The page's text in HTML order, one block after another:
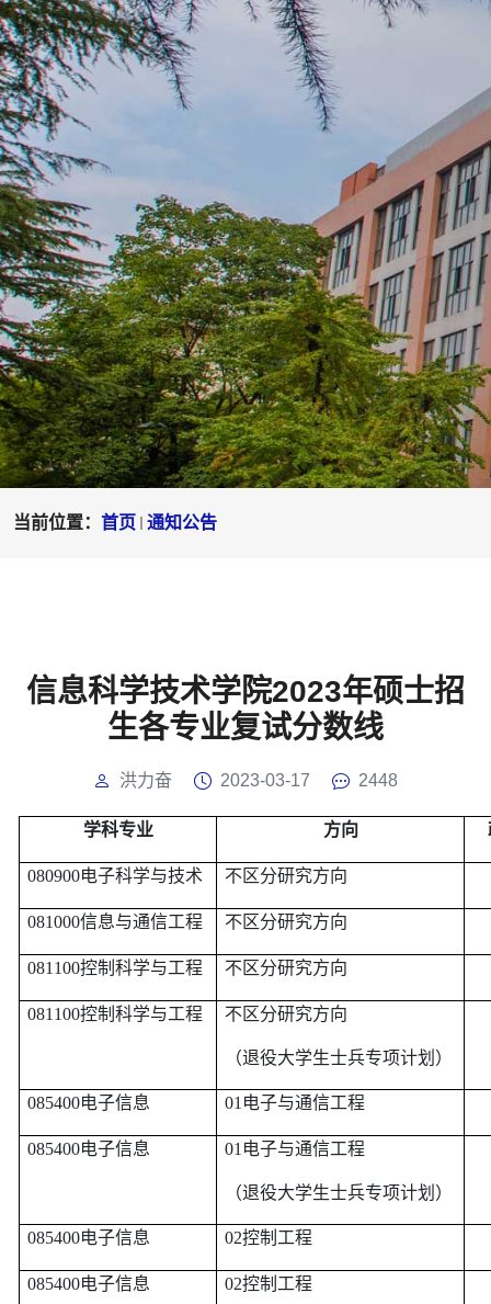
当前位置： 首页 通知公告
信息科学技术学院2023年硕士招
生各专业复试分数线
洪力奋 2023-03-17 2448
学科专业 方向
080900电子科学与技术 不区分研究方向
081000信息与通信工程 不区分研究方向
081100控制科学与工程 不区分研究方向
081100控制科学与工程 不区分研究方向
（退役大学生士兵专项计划）
085400电子信息 01 电子与通信工程
085400电子信息 01 电子与通信工程
（退役大学生士兵专项计划）
085400电子信息 02控制工程
085400电子信息 02控制工程